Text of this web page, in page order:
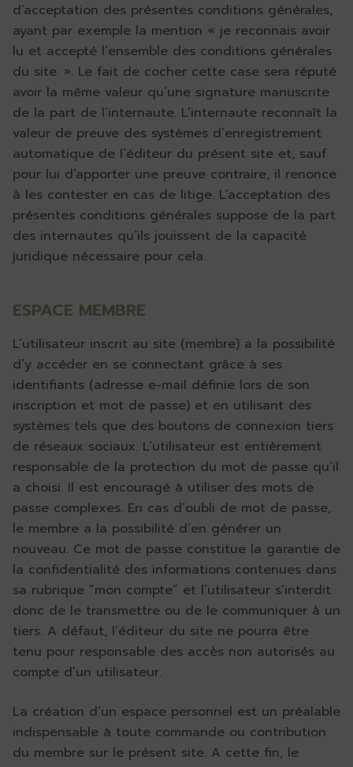
d’acceptation des présentes conditions générales,
ayant par exemple la mention « je reconnais avoir
lu et accepté l’ensemble des conditions générales
du site. ». Le fait de cocher cette case sera réputé
avoir la même valeur qu’une signature manuscrite
de la part de l’internaute. L’internaute reconnaît la
valeur de preuve des systèmes d’enregistrement
automatique de l’éditeur du présent site et, sauf
pour lui d’apporter une preuve contraire, il renonce
à les contester en cas de litige. L’acceptation des
présentes conditions générales suppose de la part
des internautes qu’ils jouissent de la capacité
juridique nécessaire pour cela.
ESPACE MEMBRE
L’utilisateur inscrit au site (membre) a la possibilité
d’y accéder en se connectant grâce à ses
identifiants (adresse e-mail définie lors de son
inscription et mot de passe) et en utilisant des
systèmes tels que des boutons de connexion tiers
de réseaux sociaux. L’utilisateur est entièrement
responsable de la protection du mot de passe qu’il
a choisi. Il est encouragé à utiliser des mots de
passe complexes. En cas d’oubli de mot de passe,
le membre a la possibilité d’en générer un
nouveau. Ce mot de passe constitue la garantie de
la confidentialité des informations contenues dans
sa rubrique “mon compte” et l’utilisateur s’interdit
donc de le transmettre ou de le communiquer à un
tiers. A défaut, l’éditeur du site ne pourra être
tenu pour responsable des accès non autorisés au
compte d’un utilisateur.
La création d’un espace personnel est un préalable
indispensable à toute commande ou contribution
du membre sur le présent site. A cette fin, le